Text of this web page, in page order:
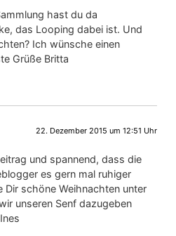
hast du da
das Looping dabei ist. Und
Ich wünsche einen
Grüße Britta
22. Dezember 2015 um 12:51 Uhr
und spannend, dass die
es gern mal ruhiger
schöne Weihnachten unter
unseren Senf dazugeben